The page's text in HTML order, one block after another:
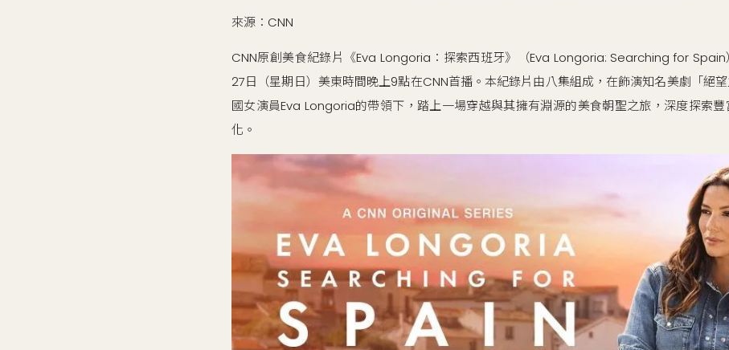
來源：CNN
CNN原創美食紀錄片《Eva Longoria：探索西班牙》（Eva Longoria: Searching for
27日（星期日）美東時間晚上9點在CNN首播。本紀錄片由八集組成，在飾演知名美劇「絕
國女演員Eva Longoria的帶領下，踏上一場穿越與其擁有淵源的美食朝聖之旅，深度探索
化。